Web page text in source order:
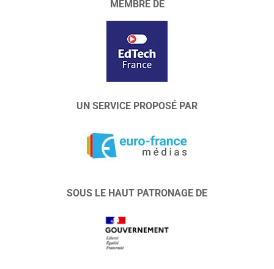
MEMBRE DE
UN SERVICE PROPOSÉ PAR
SOUS LE HAUT PATRONAGE DE